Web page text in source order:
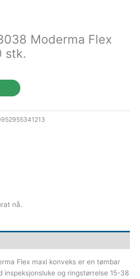
Moderma Flex
stk.
nå.
Flex maxi konveks er en tømbar
inspeksjonsluke og ringstørrelse 15-38